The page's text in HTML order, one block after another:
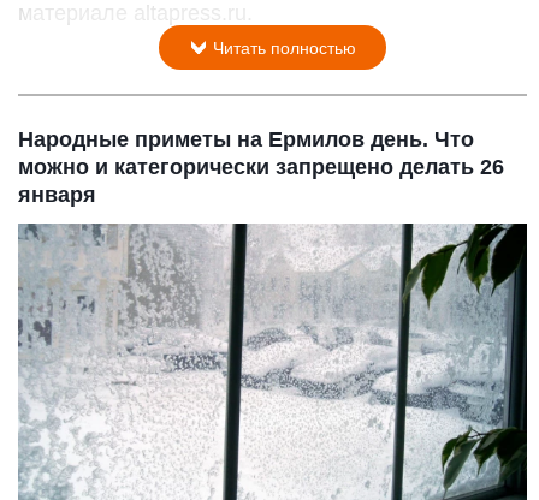
материале altapress.ru.
Читать полностью
Народные приметы на Ермилов день. Что
можно и категорически запрещено делать 26
января